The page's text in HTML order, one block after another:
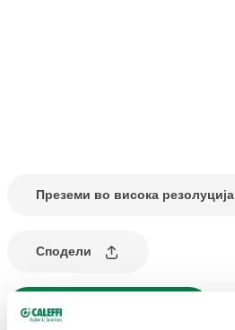
Преземи во висока резолуција
Сподели
Најди продавница